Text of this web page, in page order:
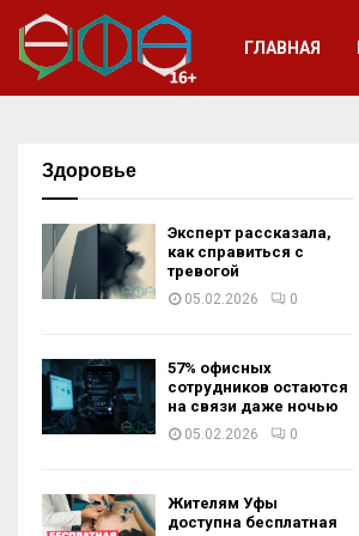
ГЛАВНАЯ
Здоровье
Эксперт рассказала,
как справиться с
тревогой
05.02.2026 0
57% офисных
сотрудников остаются
на связи даже ночью
05.02.2026 0
Жителям Уфы
доступна бесплатная